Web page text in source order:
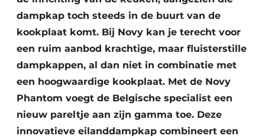
dampkap toch steeds in de buurt van de
kookplaat komt. Bij Novy kan je terecht voor
een ruim aanbod krachtige, maar fluisterstille
dampkappen, al dan niet in combinatie met
een hoogwaardige kookplaat. Met de Novy
Phantom voegt de Belgische specialist een
nieuw pareltje aan zijn gamma toe. Deze
innovatieve eilanddampkap combineert een